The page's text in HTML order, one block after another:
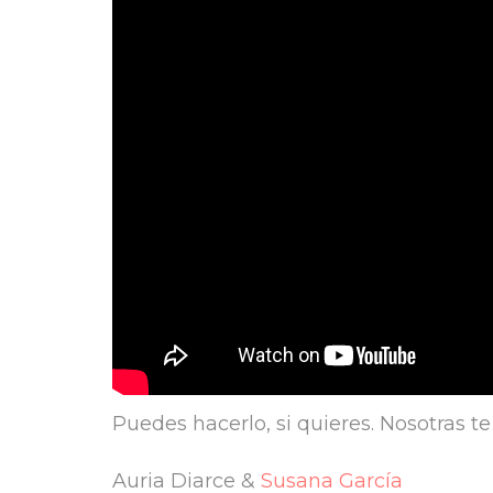
Puedes hacerlo, si quieres. Nosotras
Auria Diarce & Susana García